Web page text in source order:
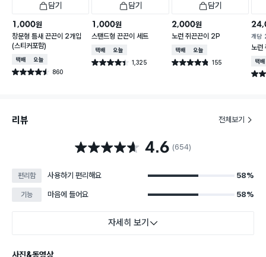
담기
1,000원
창문형 틈새 끈끈이 2개입
(스티커포함)
택배배송오늘배송
별점 4.5점 860
건 작성
담기
1,000원
스탠드형 끈끈이 세트
택배배송오늘배송
별점 4.4점 1,325
건 작성
담기
2,000원
노런 쥐끈끈이 2P
택배배송오늘배송
별점 4.8점 155
건 작성
개당
노런
택배
별점
리뷰 전체보기
별점 4.6점 4.6 (654)
편리함 사용하기 편리해요 58%
기능 마음에 들어요 58%
자세히 보기
사진&동영상